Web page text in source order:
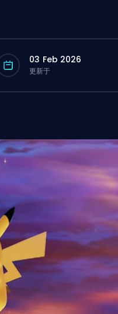
03 Feb 2026
更新于